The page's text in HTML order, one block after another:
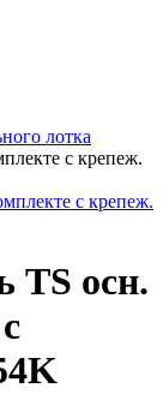
лотка
с крепеж.
TS осн.